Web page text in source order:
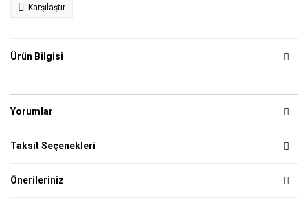
Karşılaştır
Ürün Bilgisi
Yorumlar
Taksit Seçenekleri
Önerileriniz